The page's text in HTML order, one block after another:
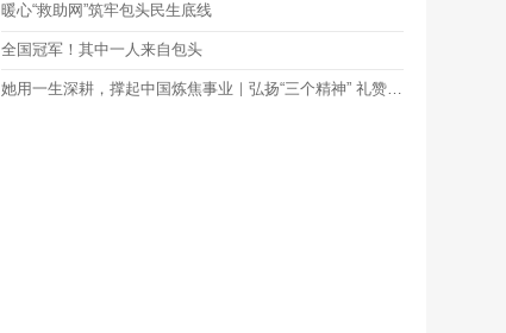
暖心“救助网”筑牢包头民生底线
全国冠军！其中一人来自包头